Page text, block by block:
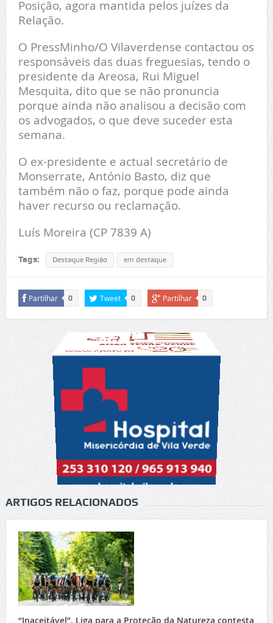
Posição, agora mantida pelos juízes da
Relação.
O PressMinho/O Vilaverdense contactou os
responsáveis das duas freguesias, tendo o
presidente da Areosa, Rui Miguel
Mesquita, dito que se não pronuncia
porque ainda não analisou a decisão com
os advogados, o que deve suceder esta
semana.
O ex-presidente e actual secretário de
Monserrate, António Basto, diz que
também não o faz, porque pode ainda
haver recurso ou reclamação.
Luís Moreira (CP 7839 A)
Tags: Destaque Região em destaque
Partilhar 0 Tweet 0 Partilhar 0
ARTIGOS RELACIONADOS
“Inaceitável”. Liga para a Proteção da Natureza contesta